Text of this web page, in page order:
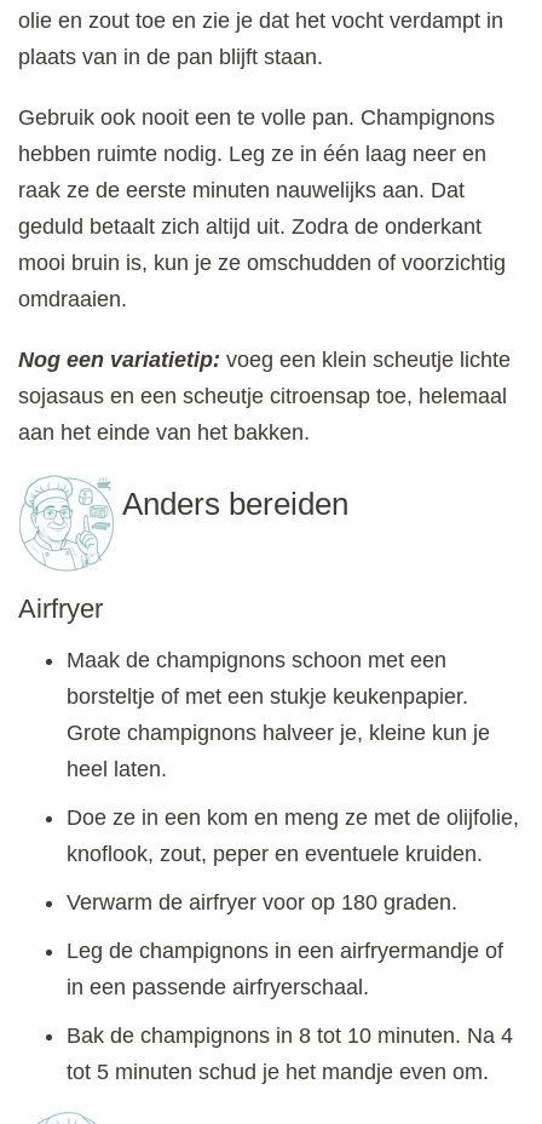
olie en zout toe en zie je dat het vocht verdampt in
plaats van in de pan blijft staan.
Gebruik ook nooit een te volle pan. Champignons
hebben ruimte nodig. Leg ze in één laag neer en
raak ze de eerste minuten nauwelijks aan. Dat
geduld betaalt zich altijd uit. Zodra de onderkant
mooi bruin is, kun je ze omschudden of voorzichtig
omdraaien.
Nog een variatietip: voeg een klein scheutje lichte
sojasaus en een scheutje citroensap toe, helemaal
aan het einde van het bakken.
Anders bereiden
Airfryer
Maak de champignons schoon met een
borsteltje of met een stukje keukenpapier.
Grote champignons halveer je, kleine kun je
heel laten.
Doe ze in een kom en meng ze met de olijfolie,
knoflook, zout, peper en eventuele kruiden.
Verwarm de airfryer voor op 180 graden.
Leg de champignons in een airfryermandje of
in een passende airfryerschaal.
Bak de champignons in 8 tot 10 minuten. Na 4
tot 5 minuten schud je het mandje even om.